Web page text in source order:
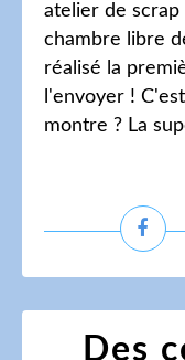
atelier de
chambre libre
réalisé la
l'envoyer !
montre ? La
Des